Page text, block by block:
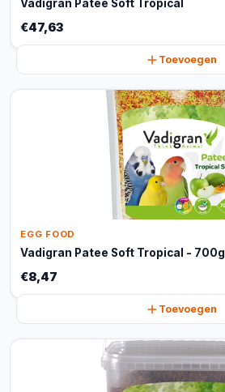
Vadigran Patee Soft Tropical
€47,63
Toevoegen
EGG FOOD
Vadigran Patee Soft Tropical - 700g
€8,47
Toevoegen